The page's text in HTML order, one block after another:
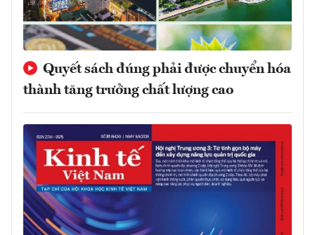
Quyết sách đúng phải được chuyển hóa
thành tăng trưởng chất lượng cao